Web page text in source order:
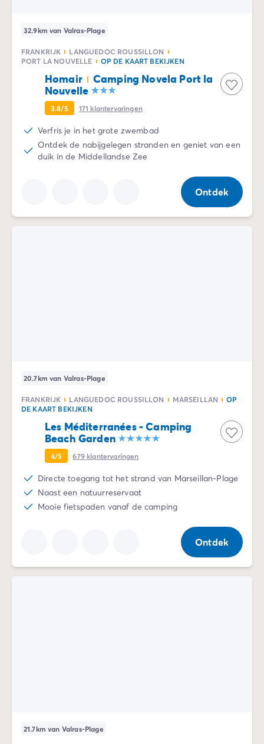
32.9km van Valras-Plage
FRANKRIJK
LANGUEDOC ROUSSILLON
PORT LA NOUVELLE
OP DE KAART BEKIJKEN
Homair
Camping Novela Port la
Nouvelle
3.8/5 171 klantervaringen
Verfris je in het grote zwembad
Ontdek de nabijgelegen stranden en geniet van een
duik in de Middellandse Zee
Ontdek
20.7km van Valras-Plage
FRANKRIJK LANGUEDOC ROUSSILLON MARSEILLAN
OP
DE KAART BEKIJKEN
Les Méditerranées - Camping
Beach Garden
4/5 679 klantervaringen
Directe toegang tot het strand van Marseillan-Plage
Naast een natuurreservaat
Mooie fietspaden vanaf de camping
Ontdek
21.7km van Valras-Plage